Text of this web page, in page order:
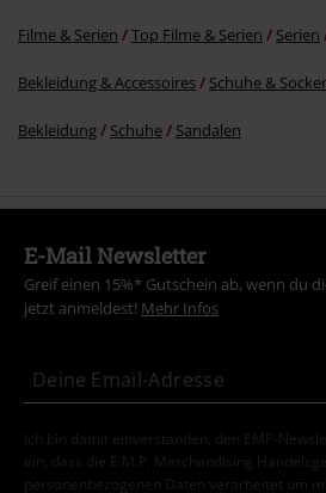
Filme & Serien Top Filme & Serien Serien
Bekleidung & Accessoires Schuhe &
Bekleidung Schuhe Sandalen
E-Mail Newsletter
Greif einen 15%* Gutschein ab, wenn du
jetzt anmeldest! Mehr Infos
Ich bin damit einverstanden, den EMP-
ein, dass die E.M.P. Merchandising
personenbezogenen Daten verarbeitet um